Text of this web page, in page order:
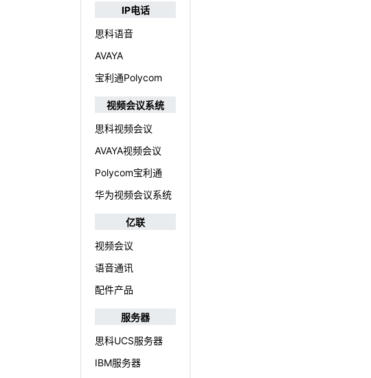
IP电话
思科语音
AVAYA
宝利通Polycom
视频会议系统
思科视频会议
AVAYA视频会议
Polycom宝利通
华为视频会议系统
亿联
视频会议
语音通讯
配件产品
服务器
思科UCS服务器
IBM服务器